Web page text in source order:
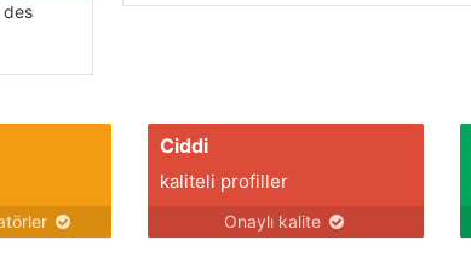
des
Ciddi
kaliteli profiller
Onaylı kalite